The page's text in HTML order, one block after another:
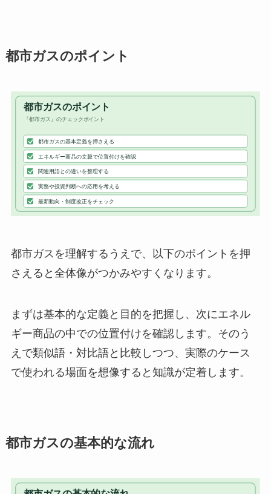
都市ガスのポイント
都市ガスを理解するうえで、以下のポイントを押
さえると全体像がつかみやすくなります。
まずは基本的な定義と目的を把握し、次にエネル
ギー商品の中での位置付けを確認します。そのう
えで類似語・対比語と比較しつつ、実際のケース
で使われる場面を想像すると知識が定着します。
都市ガスの基本的な流れ